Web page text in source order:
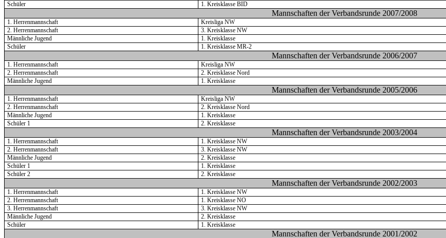
Schüler
1. Kreisklasse BID
Mannschaften der Verbandsrunde 2007/2008
1. Herrenmannschaft Kreisliga NW
2. Herrenmannschaft
3. Kreisklasse NW
Männliche Jugend
1. Kreisklasse
Schüler
1. Kreisklasse MR-2
Mannschaften der Verbandsrunde 2006/2007
1. Herrenmannschaft Kreisliga NW
2. Herrenmannschaft
2. Kreisklasse Nord
Männliche Jugend
1. Kreisklasse
Mannschaften der Verbandsrunde 2005/2006
1. Herrenmannschaft Kreisliga NW
2. Herrenmannschaft
2. Kreisklasse Nord
Männliche Jugend
1. Kreisklasse
Schüler 1
2. Kreisklasse
Mannschaften der Verbandsrunde 2003/2004
1. Herrenmannschaft 1. Kreisklasse NW
2. Herrenmannschaft
3. Kreisklasse NW
Männliche Jugend
2. Kreisklasse
Schüler 1
1. Kreisklasse
Schüler 2
2. Kreisklasse
Mannschaften der Verbandsrunde 2002/2003
1. Herrenmannschaft 1. Kreisklasse NW
2. Herrenmannschaft
1. Kreisklasse NO
3. Herrenmannschaft
3. Kreisklasse NW
Männliche Jugend
2. Kreisklasse
Schüler
1. Kreisklasse
Mannschaften der Verbandsrunde 2001/2002